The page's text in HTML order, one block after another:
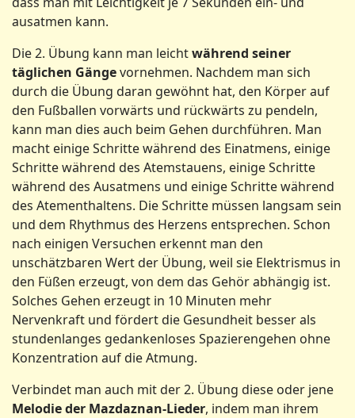
ausatmen kann.
Die 2. Übung kann man leichtwährend seiner
täglichen Gängevornehmen. Nachdem man sich
durch die Übung daran gewöhnt hat, den Körper auf
den Fußballen vorwärts und rückwärts zu pendeln,
kann man dies auch beim Gehen durchführen. Man
macht einige Schritte während des Einatmens, einige
Schritte während des Atemstauens, einige Schritte
während des Ausatmens und einige Schritte während
des Atementhaltens. Die Schritte müssen langsam sein
und dem Rhythmus des Herzens entsprechen. Schon
nach einigen Versuchen erkennt man den
unschätzbaren Wert der Übung, weil sie Elektrismus in
den Füßen erzeugt, von dem das Gehör abhängig ist.
Solches Gehen erzeugt in 10 Minuten mehr
Nervenkraft und fördert die Gesundheit besser als
stundenlanges gedankenloses Spazierengehen ohne
Konzentration auf die Atmung.
Verbindet man auch mit der 2. Übung diese oder jene
Melodieder Mazdaznan-Lieder, indem man ihrem